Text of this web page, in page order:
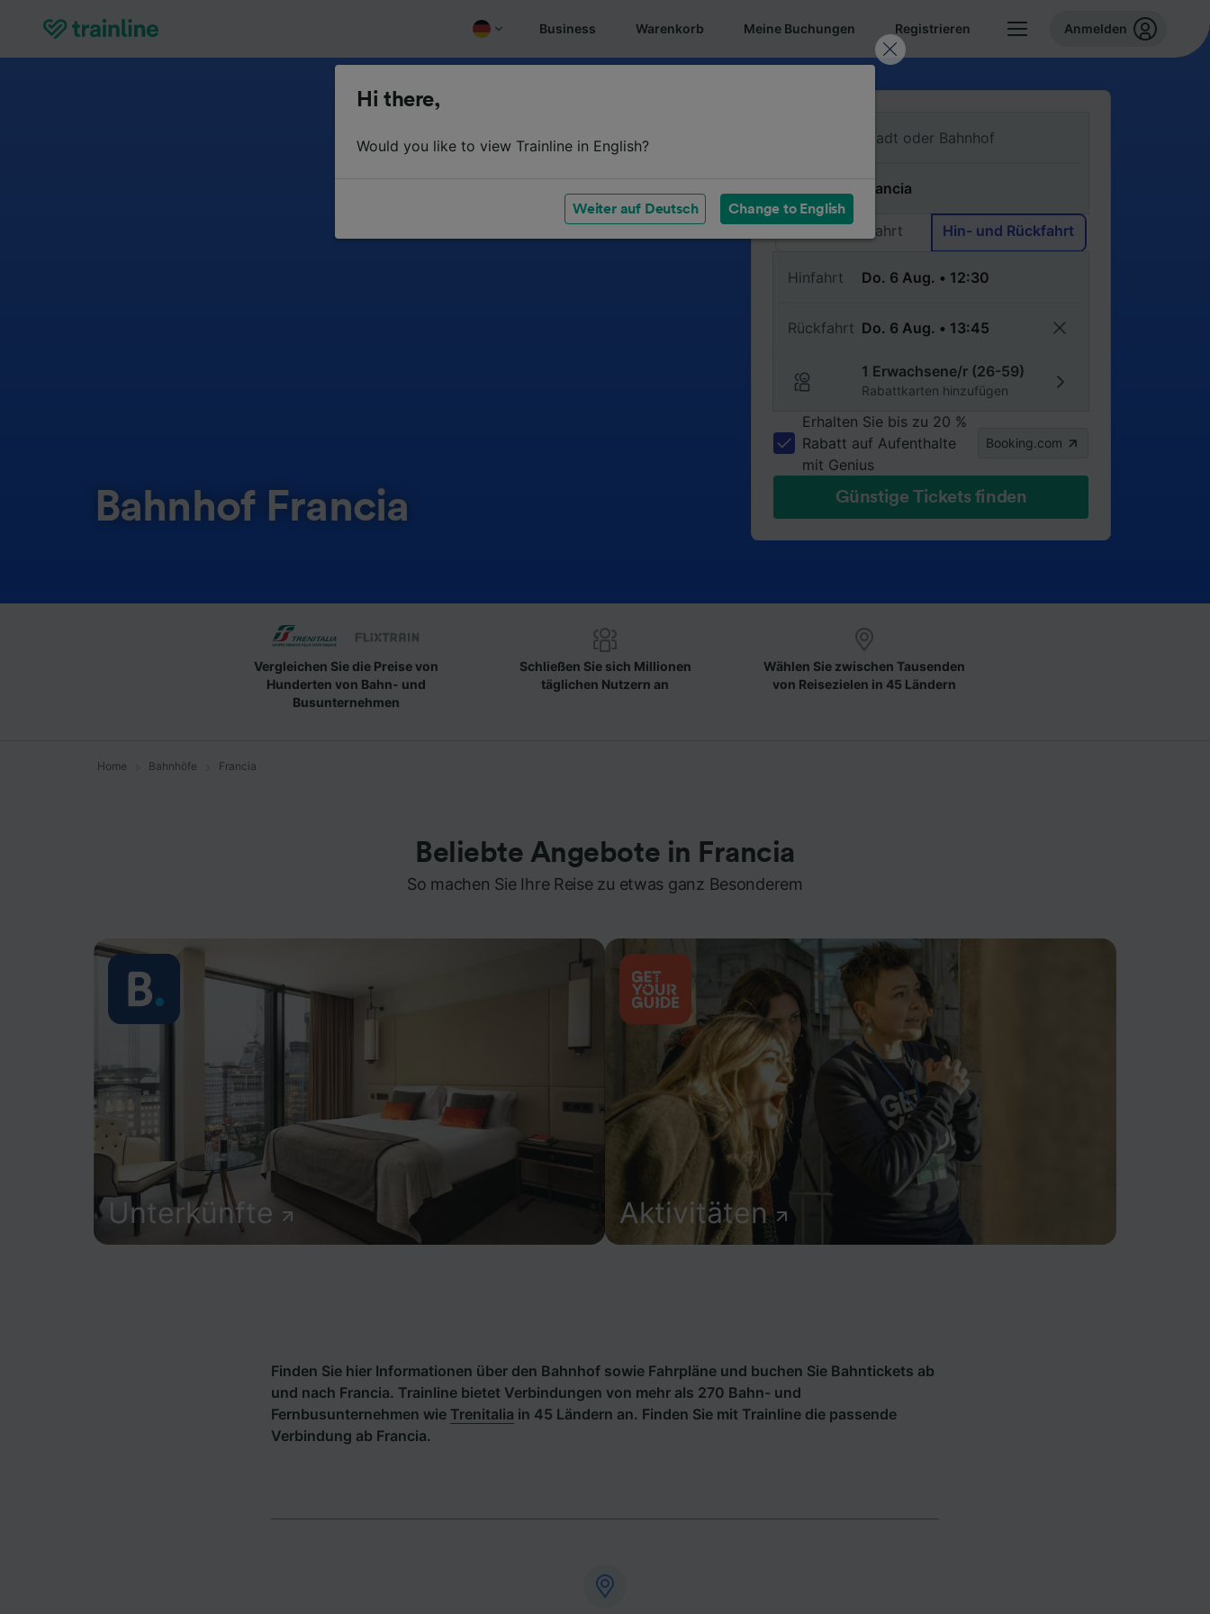
Business Warenkorb Meine Buchungen Registrieren Anmelden
Bahnhof Francia
Einfache Fahrt Hin- und Rückfahrt
Hinfahrt
Rückfahrt
1 Erwachsene/r (26-59)
Rabattkarten hinzufügen
Erhalten Sie bis zu 20 %
Rabatt auf Aufenthalte
mit Genius
Booking.com
Günstige Tickets finden
Vergleichen Sie die Preise von
Hunderten von Bahn- und
Busunternehmen
Schließen Sie sich Millionen
täglichen Nutzern an
Wählen Sie zwischen Tausenden
von Reisezielen in 45 Ländern
Home Bahnhöfe Francia
Beliebte Angebote in Francia
So machen Sie Ihre Reise zu etwas ganz Besonderem
Unterkünfte Aktivitäten
Finden Sie hier Informationen über den Bahnhof sowie Fahrpläne und buchen Sie Bahntickets ab
und nach Francia. Trainline bietet Verbindungen von mehr als 270 Bahn- und
Fernbusunternehmen wie Trenitalia in 45 Ländern an. Finden Sie mit Trainline die passende
Verbindung ab Francia.
Hi there,
Would you like to view Trainline in English?
Weiter auf Deutsch Change to English